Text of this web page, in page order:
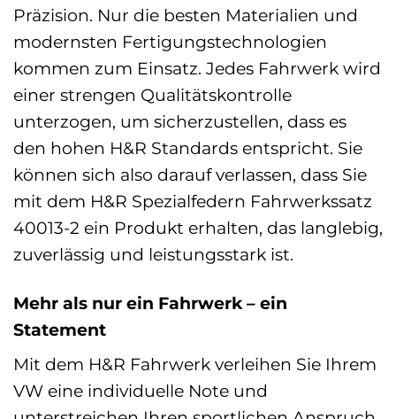
Präzision. Nur die besten Materialien und
modernsten Fertigungstechnologien
kommen zum Einsatz. Jedes Fahrwerk wird
einer strengen Qualitätskontrolle
unterzogen, um sicherzustellen, dass es
den hohen H&R Standards entspricht. Sie
können sich also darauf verlassen, dass Sie
mit dem H&R Spezialfedern Fahrwerkssatz
40013-2 ein Produkt erhalten, das langlebig,
zuverlässig und leistungsstark ist.
Mehr als nur ein Fahrwerk – ein
Statement
Mit dem H&R Fahrwerk verleihen Sie Ihrem
VW eine individuelle Note und